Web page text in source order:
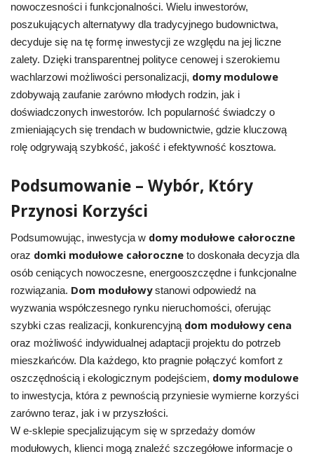
nowoczesności i funkcjonalności. Wielu inwestorów,
poszukujących alternatywy dla tradycyjnego budownictwa,
decyduje się na tę formę inwestycji ze względu na jej liczne
zalety. Dzięki transparentnej polityce cenowej i szerokiemu
wachlarzowi możliwości personalizacji, domy modulowe
zdobywają zaufanie zarówno młodych rodzin, jak i
doświadczonych inwestorów. Ich popularność świadczy o
zmieniających się trendach w budownictwie, gdzie kluczową
rolę odgrywają szybkość, jakość i efektywność kosztowa.
Podsumowanie – Wybór, Który
Przynosi Korzyści
Podsumowując, inwestycja w domy modułowe całoroczne
oraz domki modułowe całoroczneto doskonała decyzja dla
osób ceniących nowoczesne, energooszczędne i funkcjonalne
rozwiązania. Dom modułowystanowi odpowiedź na
wyzwania współczesnego rynku nieruchomości, oferując
szybki czas realizacji, konkurencyjną dom modułowy cena
oraz możliwość indywidualnej adaptacji projektu do potrzeb
mieszkańców. Dla każdego, kto pragnie połączyć komfort z
oszczędnością i ekologicznym podejściem, domy modulowe
to inwestycja, która z pewnością przyniesie wymierne korzyści
zarówno teraz, jak i w przyszłości.
W e-sklepie specjalizującym się w sprzedaży domów
modułowych, klienci mogą znaleźć szczegółowe informacje o